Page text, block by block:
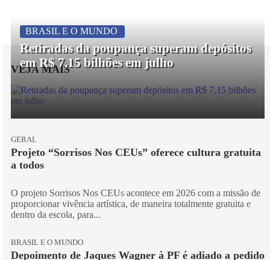
VEJA MAIS
BRASIL E O MUNDO
Retiradas da poupança superam depósitos
em R$ 7,15 bilhões em julho
GERAL
Projeto “Sorrisos Nos CEUs” oferece cultura gratuita
a todos
O projeto Sorrisos Nos CEUs acontece em 2026 com a missão de
proporcionar vivência artística, de maneira totalmente gratuita e
dentro da escola, para...
BRASIL E O MUNDO
Depoimento de Jaques Wagner à PF é adiado a pedido